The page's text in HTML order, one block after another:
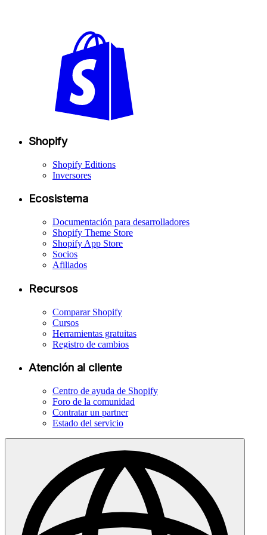
Shopify
Shopify Editions
Inversores
Ecosistema
Documentación para desarrolladores
Shopify Theme Store
Shopify App Store
Socios
Afiliados
Recursos
Comparar Shopify
Cursos
Herramientas gratuitas
Registro de cambios
Atención al cliente
Centro de ayuda de Shopify
Foro de la comunidad
Contratar un partner
Estado del servicio